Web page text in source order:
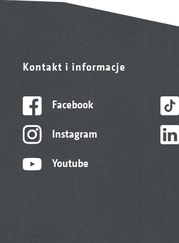
Kontakt i informacje
Facebook
Instagram
Youtube